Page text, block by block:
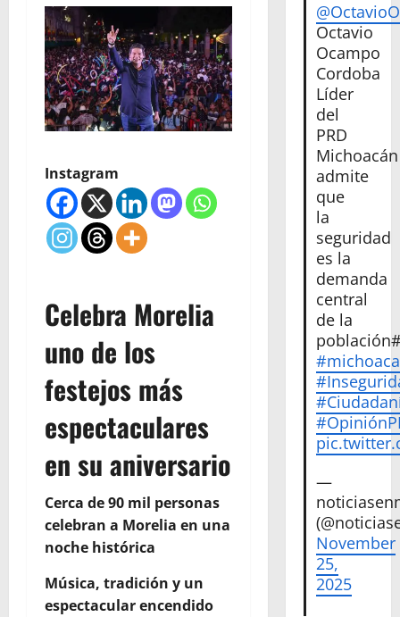
Instagram
Celebra Morelia
uno de los
festejos más
espectaculares
en su aniversario
Cerca de 90 mil personas
celebran a Morelia en una
noche histórica
Música, tradición y un
espectacular encendido
Octavio
Ocampo
Cordoba
Líder
del
PRD
Michoacán
admite
que
la
seguridad
es la
demanda
central
de la
—
November
25,
2025